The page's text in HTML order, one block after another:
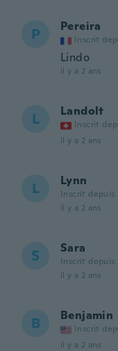
P Pereira
Inscrit
Lindo
il y a 2 ans
L Landolt
Inscrit
il y a 2 ans
L Lynn
Inscrit depuis
il y a 2 ans
S Sara
Inscrit depuis
il y a 2 ans
B Benjamin
Inscrit
il y a 2 ans